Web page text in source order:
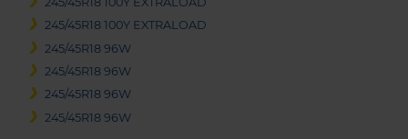
245/45R18 100Y EXTRALOAD
245/45R18 96W
245/45R18 96W
245/45R18 96W
245/45R18 96W